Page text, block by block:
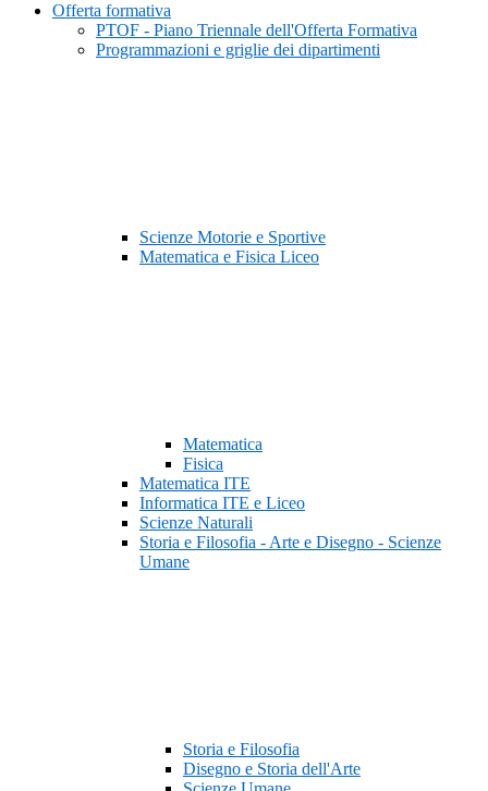
Offerta formativa
PTOF - Piano Triennale dell'Offerta Formativa
Programmazioni e griglie dei dipartimenti
Scienze Motorie e Sportive
Matematica e Fisica Liceo
Matematica
Fisica
Matematica ITE
Informatica ITE e Liceo
Scienze Naturali
Storia e Filosofia - Arte e Disegno - Scienze
Umane
Storia e Filosofia
Disegno e Storia dell'Arte